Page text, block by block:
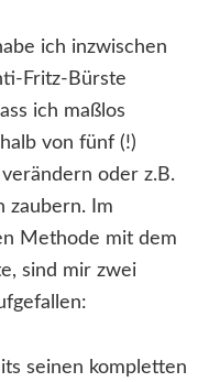
ich inzwischen
Fritz-Bürste
ich maßlos
von fünf (!)
oder z.B.
zaubern. Im
Methode mit dem
sind mir zwei
seinen kompletten